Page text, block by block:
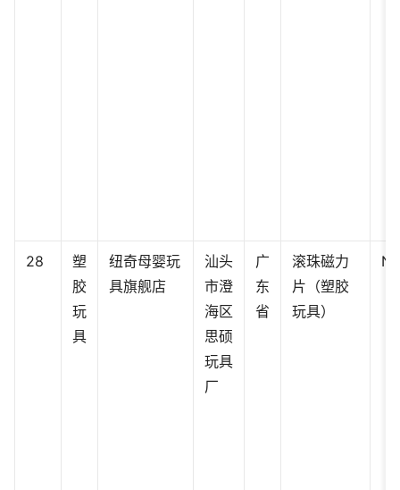
28
塑
胶
玩
具
纽奇母婴玩
具旗舰店
汕头
市澄
海区
思硕
玩具
厂
广
东
省
滚珠磁力
片（塑胶
玩具）